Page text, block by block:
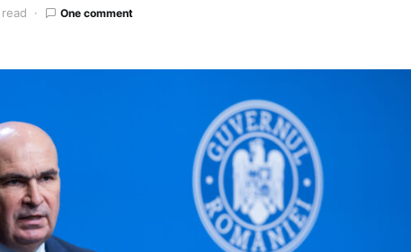
One comment